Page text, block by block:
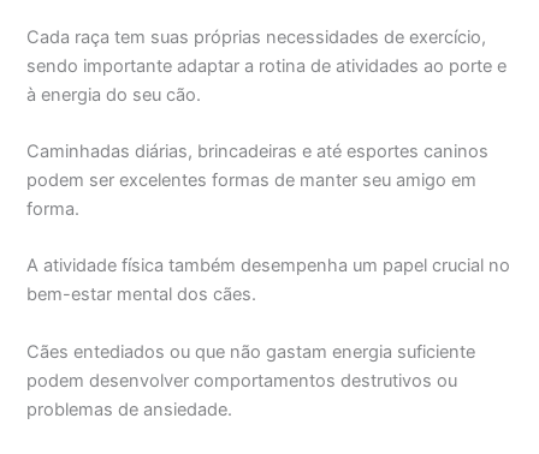
Cada raça tem suas próprias necessidades de exercício,
sendo importante adaptar a rotina de atividades ao porte e
à energia do seu cão.
Caminhadas diárias, brincadeiras e até esportes caninos
podem ser excelentes formas de manter seu amigo em
forma.
A atividade física também desempenha um papel crucial no
bem-estar mental dos cães.
Cães entediados ou que não gastam energia suficiente
podem desenvolver comportamentos destrutivos ou
problemas de ansiedade.